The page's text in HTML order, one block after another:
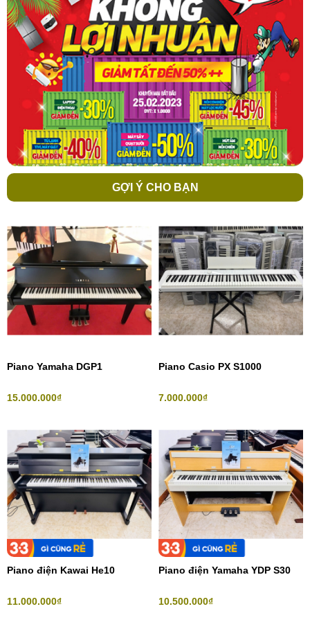
GỢI Ý CHO BẠN
Piano Yamaha DGP1
15.000.000₫
Piano Casio PX S1000
7.000.000₫
Piano điện Kawai He10
11.000.000₫
Piano điện Yamaha YDP S30
10.500.000₫